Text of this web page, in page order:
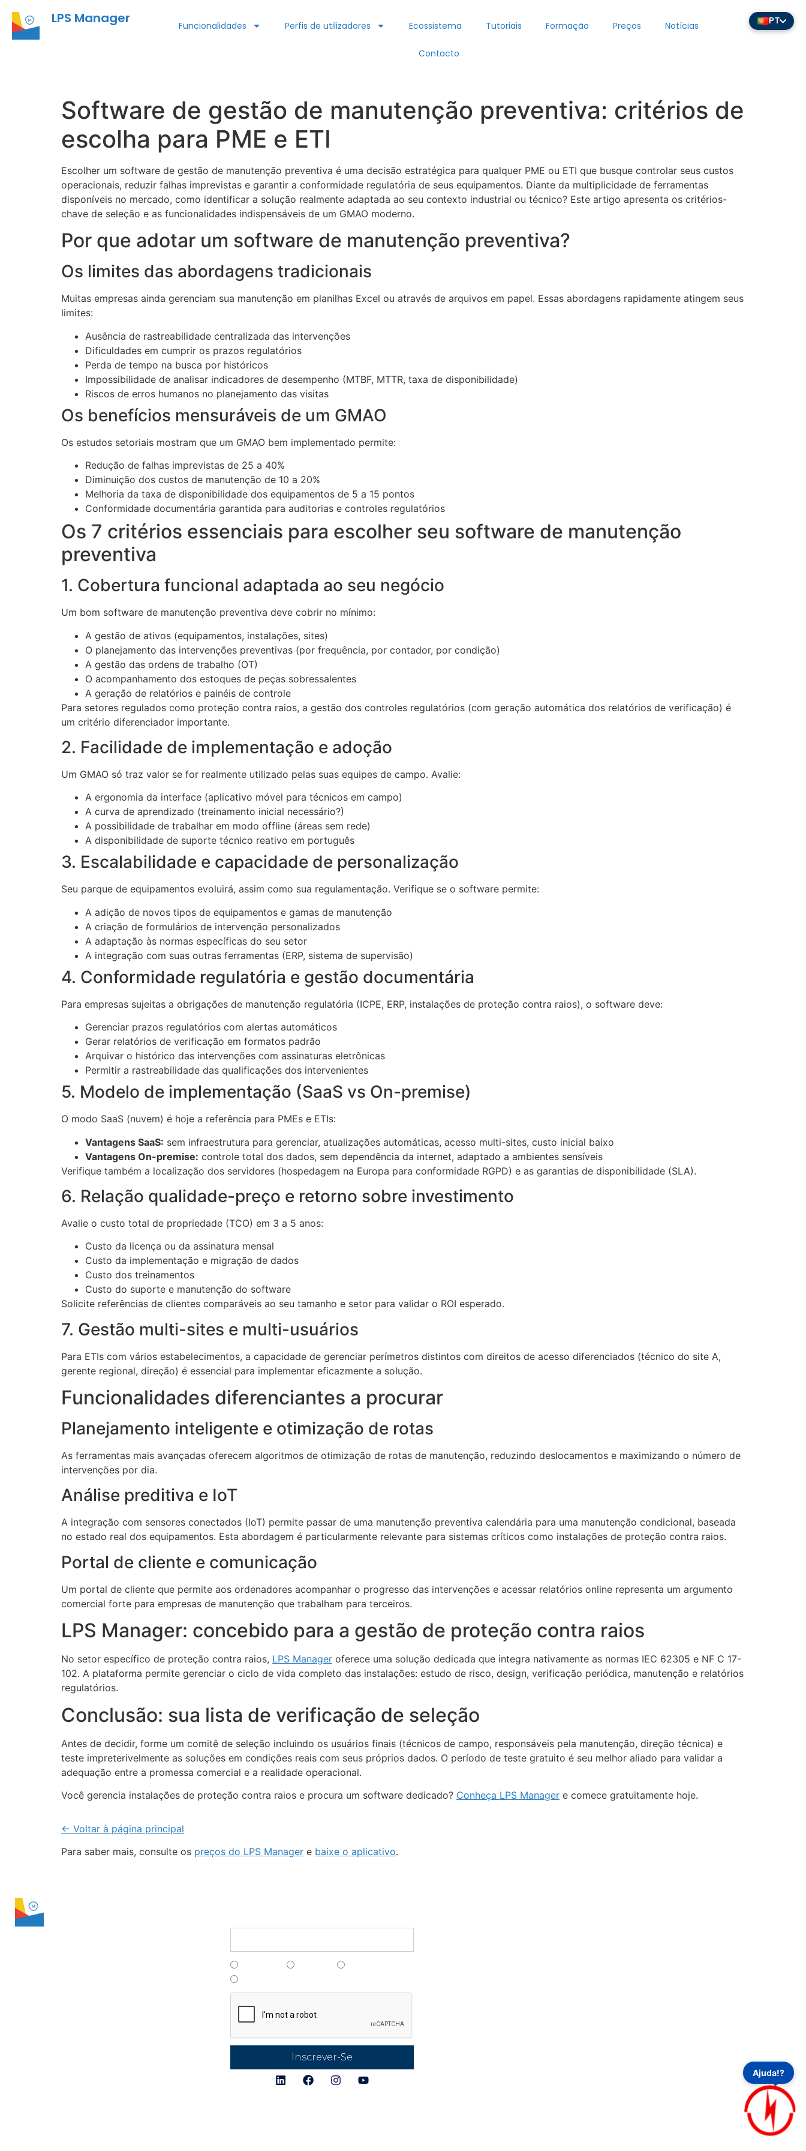
LPS Manager Funcionalidades Perfis de utilizadores Ecossistema Tutoriais Formação Preços Notícias
Contacto
Software de gestão de manutenção preventiva: critérios de
escolha para PME e ETI
Escolher um software de gestão de manutenção preventiva é uma decisão estratégica para qualquer PME ou ETI que busque controlar seus custos
operacionais, reduzir falhas imprevistas e garantir a conformidade regulatória de seus equipamentos. Diante da multiplicidade de ferramentas
disponíveis no mercado, como identificar a solução realmente adaptada ao seu contexto industrial ou técnico? Este artigo apresenta os critérios-
chave de seleção e as funcionalidades indispensáveis de um GMAO moderno.
Por que adotar um software de manutenção preventiva?
Os limites das abordagens tradicionais
Muitas empresas ainda gerenciam sua manutenção em planilhas Excel ou através de arquivos em papel. Essas abordagens rapidamente atingem seus
limites:
Ausência de rastreabilidade centralizada das intervenções
Dificuldades em cumprir os prazos regulatórios
Perda de tempo na busca por históricos
Impossibilidade de analisar indicadores de desempenho (MTBF, MTTR, taxa de disponibilidade)
Riscos de erros humanos no planejamento das visitas
Os benefícios mensuráveis de um GMAO
Os estudos setoriais mostram que um GMAO bem implementado permite:
Redução de falhas imprevistas de 25 a 40%
Diminuição dos custos de manutenção de 10 a 20%
Melhoria da taxa de disponibilidade dos equipamentos de 5 a 15 pontos
Conformidade documentária garantida para auditorias e controles regulatórios
Os 7 critérios essenciais para escolher seu software de manutenção
preventiva
1. Cobertura funcional adaptada ao seu negócio
Um bom software de manutenção preventiva deve cobrir no mínimo:
A gestão de ativos (equipamentos, instalações, sites)
O planejamento das intervenções preventivas (por frequência, por contador, por condição)
A gestão das ordens de trabalho (OT)
O acompanhamento dos estoques de peças sobressalentes
A geração de relatórios e painéis de controle
Para setores regulados como proteção contra raios, a gestão dos controles regulatórios (com geração automática dos relatórios de verificação) é
um critério diferenciador importante.
2. Facilidade de implementação e adoção
Um GMAO só traz valor se for realmente utilizado pelas suas equipes de campo. Avalie:
A ergonomia da interface (aplicativo móvel para técnicos em campo)
A curva de aprendizado (treinamento inicial necessário?)
A possibilidade de trabalhar em modo offline (áreas sem rede)
A disponibilidade de suporte técnico reativo em português
3. Escalabilidade e capacidade de personalização
Seu parque de equipamentos evoluirá, assim como sua regulamentação. Verifique se o software permite:
A adição de novos tipos de equipamentos e gamas de manutenção
A criação de formulários de intervenção personalizados
A adaptação às normas específicas do seu setor
A integração com suas outras ferramentas (ERP, sistema de supervisão)
4. Conformidade regulatória e gestão documentária
Para empresas sujeitas a obrigações de manutenção regulatória (ICPE, ERP, instalações de proteção contra raios), o software deve:
Gerenciar prazos regulatórios com alertas automáticos
Gerar relatórios de verificação em formatos padrão
Arquivar o histórico das intervenções com assinaturas eletrônicas
Permitir a rastreabilidade das qualificações dos intervenientes
5. Modelo de implementação (SaaS vs On-premise)
O modo SaaS (nuvem) é hoje a referência para PMEs e ETIs:
Vantagens SaaS: sem infraestrutura para gerenciar, atualizações automáticas, acesso multi-sites, custo inicial baixo
Vantagens On-premise: controle total dos dados, sem dependência da internet, adaptado a ambientes sensíveis
Verifique também a localização dos servidores (hospedagem na Europa para conformidade RGPD) e as garantias de disponibilidade (SLA).
6. Relação qualidade-preço e retorno sobre investimento
Avalie o custo total de propriedade (TCO) em 3 a 5 anos:
Custo da licença ou da assinatura mensal
Custo da implementação e migração de dados
Custo dos treinamentos
Custo do suporte e manutenção do software
Solicite referências de clientes comparáveis ao seu tamanho e setor para validar o ROI esperado.
7. Gestão multi-sites e multi-usuários
Para ETIs com vários estabelecimentos, a capacidade de gerenciar perímetros distintos com direitos de acesso diferenciados (técnico do site A,
gerente regional, direção) é essencial para implementar eficazmente a solução.
Funcionalidades diferenciantes a procurar
Planejamento inteligente e otimização de rotas
As ferramentas mais avançadas oferecem algoritmos de otimização de rotas de manutenção, reduzindo deslocamentos e maximizando o número de
intervenções por dia.
Análise preditiva e IoT
A integração com sensores conectados (IoT) permite passar de uma manutenção preventiva calendária para uma manutenção condicional, baseada
no estado real dos equipamentos. Esta abordagem é particularmente relevante para sistemas críticos como instalações de proteção contra raios.
Portal de cliente e comunicação
Um portal de cliente que permite aos ordenadores acompanhar o progresso das intervenções e acessar relatórios online representa um argumento
comercial forte para empresas de manutenção que trabalham para terceiros.
LPS Manager: concebido para a gestão de proteção contra raios
No setor específico de proteção contra raios, LPS Manager oferece uma solução dedicada que integra nativamente as normas IEC 62305 e NF C 17-
102. A plataforma permite gerenciar o ciclo de vida completo das instalações: estudo de risco, design, verificação periódica, manutenção e relatórios
regulatórios.
Conclusão: sua lista de verificação de seleção
Antes de decidir, forme um comitê de seleção incluindo os usuários finais (técnicos de campo, responsáveis pela manutenção, direção técnica) e
teste impreterivelmente as soluções em condições reais com seus próprios dados. O período de teste gratuito é seu melhor aliado para validar a
adequação entre a promessa comercial e a realidade operacional.
Você gerencia instalações de proteção contra raios e procura um software dedicado? Conheça LPS Manager e comece gratuitamente hoje.
← Voltar à página principal
Para saber mais, consulte os preços do LPS Manager e baixe o aplicativo.
Inscrever-Se
Ajuda!?
Online
PT